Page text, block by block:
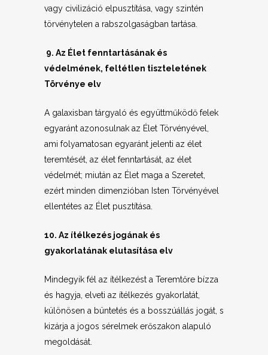
vagy civilizáció elpusztítása, vagy szintén
törvénytelen a rabszolgaságban tartása.
9. Az Élet fenntartásának és
védelmének, feltétlen tiszteletének
Törvénye elv
A galaxisban tárgyaló és együttműködő felek
egyaránt azonosulnak az Élet Törvényével,
ami folyamatosan egyaránt jelenti az élet
teremtését, az élet fenntartását, az élet
védelmét; miután az Élet maga a Szeretet,
ezért minden dimenzióban Isten Törvényével
ellentétes az Élet pusztítása.
10. Az ítélkezés jogának és
gyakorlatának elutasítása elv
Mindegyik fél az ítélkezést a Teremtőre bízza
és hagyja, elveti az ítélkezés gyakorlatát,
különösen a büntetés és a bosszúállás jogát, s
kizárja a jogos sérelmek erőszakon alapuló
megoldását.